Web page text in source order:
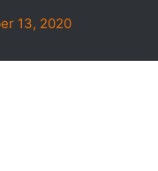
13, 2020